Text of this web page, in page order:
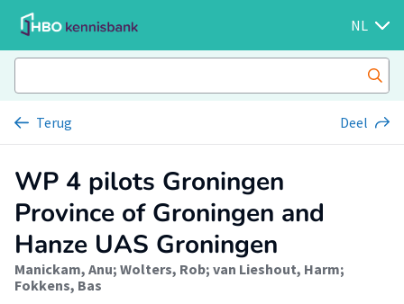
NL
Terug Deel
WP 4 pilots Groningen
Province of Groningen and
Hanze UAS Groningen
Manickam, Anu; Wolters, Rob; van Lieshout, Harm;
Fokkens, Bas